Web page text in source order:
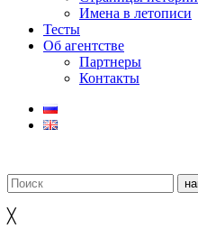
Имена в летописи
Тесты
Об агентстве
Партнеры
Контакты
╳